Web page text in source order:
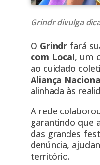
Grindr divulga
O Grindr fará
com Local, um
ao cuidado
Aliança
alinhada às
A rede
garantindo que
das grandes
denúncia,
território.